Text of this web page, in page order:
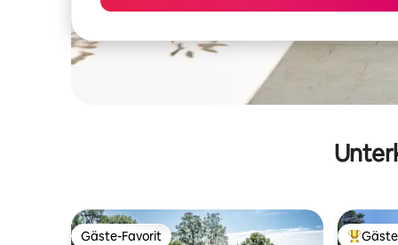
Gäste-Favorit